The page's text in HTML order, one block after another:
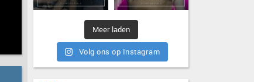
Meer laden
Volg ons op Instagram